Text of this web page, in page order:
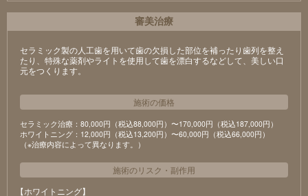
審美治療
セラミック製の⼈⼯⻭を⽤いて⻭の⽋損した部位を補ったり⻭列を整え
たり、特殊な薬剤やライトを使⽤して⻭を漂⽩するなどして、美しい⼝
元をつくります。
施術の価格
セラミック治療：80,000円（税込88,000円）〜170,000円（税込187,000円）
ホワイトニング：12,000円（税込13,200円）〜60,000円（税込66,000円）
（※治療内容によって異なります。）
施術のリスク ・ 副作用
【ホワイトニング】